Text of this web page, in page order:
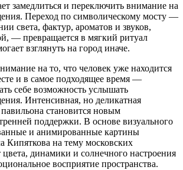
замедлиться и переключить внимание на
Переход по символическому мосту —
света, фактур, ароматов и звуков,
— превращается в мягкий ритуал
взглянуть на город иначе.
на то, что человек уже находится
и в самое подходящее время —
себе возможность услышать
Интенсивная, но деликатная
становится новым
поддержки. В основе визуального
и анимированные картины
Кипяткова на тему московских
цвета, динамики и солнечного настроения
восприятие пространства.